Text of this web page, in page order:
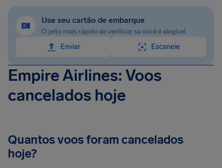
Use seu cartão de embarque
O jeito mais rápido de verificar se você é elegível
Enviar
Escaneie
Empire Airlines: Voos
cancelados hoje
Quantos voos foram cancelados
hoje?